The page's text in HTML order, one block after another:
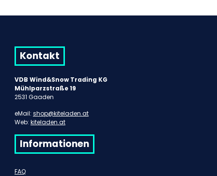
Kontakt
VDB Wind&Snow Trading KG
Mühlparzstraße 19
2531 Gaaden
eMail: shop@kiteladen.at
Web: kiteladen.at
Informationen
FAQ